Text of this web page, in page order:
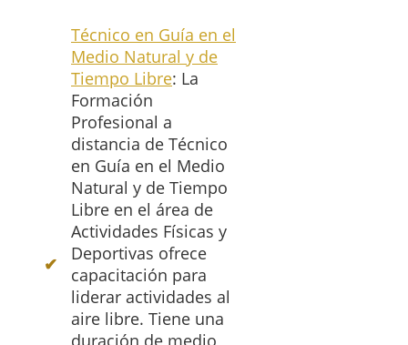
Técnico en Guía en el
Medio Natural y de
Tiempo Libre: La
Formación
Profesional a
distancia de Técnico
en Guía en el Medio
Natural y de Tiempo
Libre en el área de
Actividades Físicas y
Deportivas ofrece
capacitación para
liderar actividades al
aire libre. Tiene una